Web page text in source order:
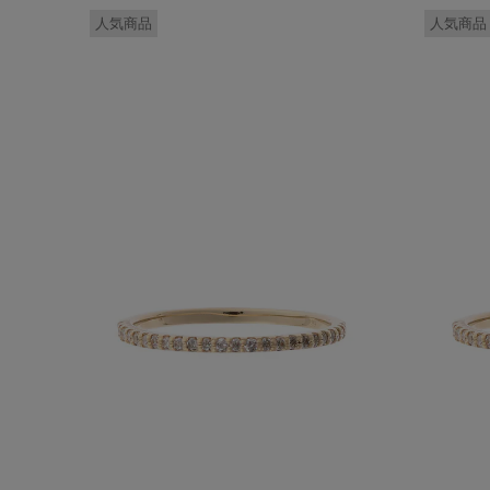
人気商品 人気商品